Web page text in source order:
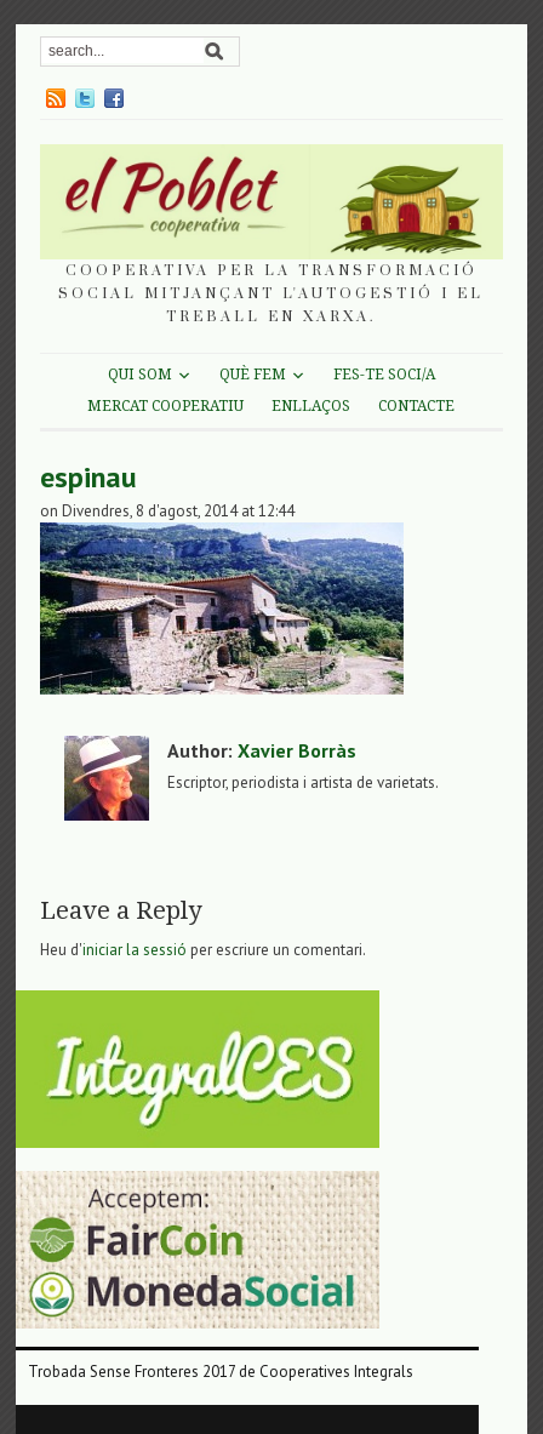
COOPERATIVA PER LA TRANSFORMACIÓ
SOCIAL MITJANÇANT L'AUTOGESTIÓ I EL
TREBALL EN XARXA.
QUI SOM QUÈ FEM
FES-TE SOCI/A
MERCAT COOPERATIU
ENLLAÇOS CONTACTE
espinau
on Divendres, 8 d'agost, 2014 at 12:44
Author:Xavier Borràs
Escriptor, periodista i artista de varietats.
Leave a Reply
Heu d'iniciar la sessió per escriure un comentari.
Trobada Sense Fronteres 2017 de Cooperatives Integrals